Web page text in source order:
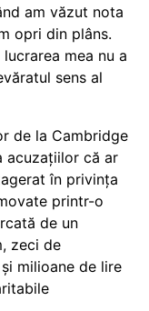
am văzut nota
opri din plâns.
mea nu a
sens al
de la Cambridge
acuzațiilor că ar
în privința
printr-o
de un
zeci de
milioane de lire